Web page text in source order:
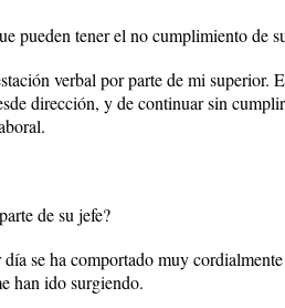
pueden tener el no cumplimiento de
verbal por parte de mi superior.
dirección, y de continuar sin
de su jefe?
se ha comportado muy
han ido surgiendo.